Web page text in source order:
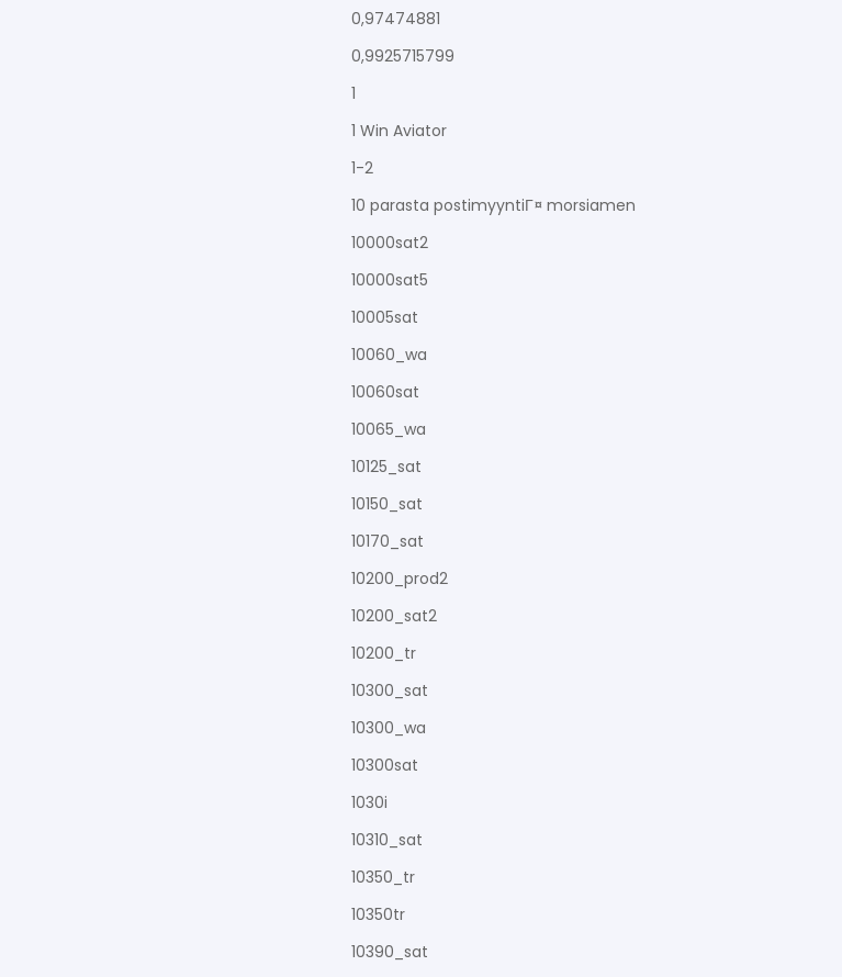
0,97474881
0,9925715799
1
1 Win Aviator
1-2
10 parasta postimyyntiГ¤ morsiamen
10000sat2
10000sat5
10005sat
10060_wa
10060sat
10065_wa
10125_sat
10150_sat
10170_sat
10200_prod2
10200_sat2
10200_tr
10300_sat
10300_wa
10300sat
1030i
10310_sat
10350_tr
10350tr
10390_sat